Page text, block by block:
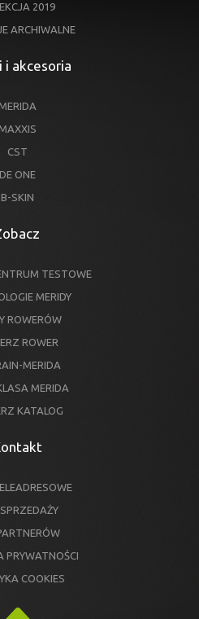
2019
ARCHIWALNE
i akcesoria
CST
DE ONE
B-SKIN
TESTOWE
MERIDY
ROWERÓW
ROWER
MERIDA
MERIDA
KATALOG
PRYWATNOŚCI
COOKIES